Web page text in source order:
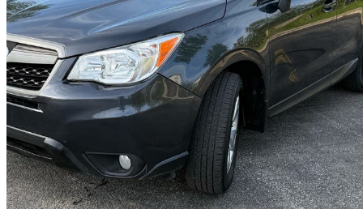
2014 Subaru Forester
2.5i Convenience169 000 km
8 478 $ Affaire
149 $/mois env.